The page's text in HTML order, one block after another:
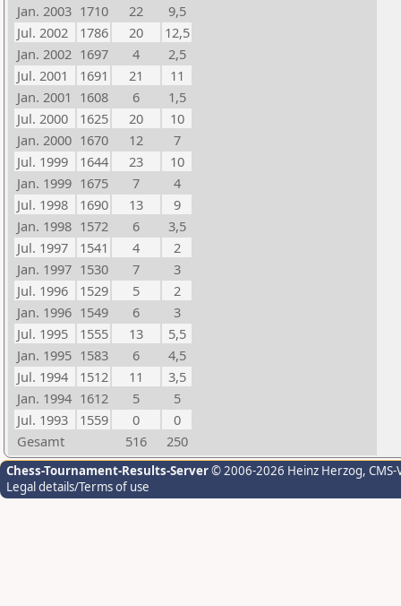
Jan. 2003 1710 22
9,5
Jul. 2002
1786 20
12,5
Jan. 2002 1697 4
2,5
Jul. 2001
1691 21
11
Jan. 2001 1608 6
1,5
Jul. 2000
1625 20
10
Jan. 2000 1670 12
7
Jul. 1999
1644 23
10
Jan. 1999 1675 7
4
Jul. 1998
1690 13
9
Jan. 1998 1572 6
3,5
Jul. 1997
1541 4
2
Jan. 1997 1530 7
3
Jul. 1996
1529 5
2
Jan. 1996 1549 6
3
Jul. 1995
1555 13
5,5
Jan. 1995 1583 6
4,5
Jul. 1994
1512 11
3,5
Jan. 1994 1612 5
5
Jul. 1993
1559 0
0
Gesamt
516 250
Chess-Tournament-Results-Server© 2006-2026 Heinz Herzog,
Legal details/Terms of use